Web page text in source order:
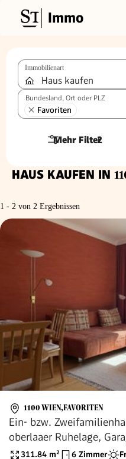
Immo
Immobilienart
Bundesland, Ort oder PLZ
Favoriten
Mehr Filter
2
HAUS KAUFEN IN
1 - 2 von 2 Ergebnissen
1100 WIEN,FAVORITEN
Ein- bzw.
oberlaaer Ruhelage,
Garten, äusserst
311.84 m² 6 Zimmer